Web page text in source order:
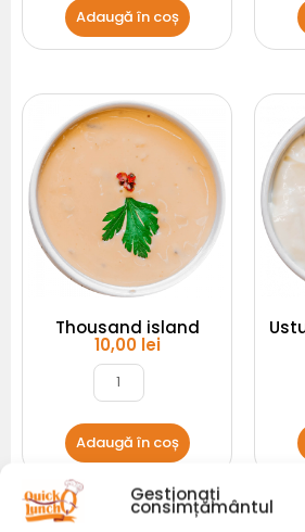
Gestionați
consimțământul
Adaugă în coș
Thousand island
10,00 lei
Cantitate
Thousand
island
Adaugă în coș
Garnituri